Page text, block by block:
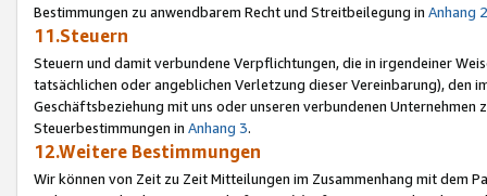
Bestimmungen zu anwendbarem Recht und Streitbeilegung in Anhang 2
11.Steuern
Steuern und damit verbundene Verpflichtungen, die in irgendeiner
tatsächlichen oder angeblichen Verletzung dieser Vereinbarung), den
Geschäftsbeziehung mit uns oder unseren verbundenen
Steuerbestimmungen in Anhang 3.
12.Weitere Bestimmungen
Wir können von Zeit zu Zeit Mitteilungen im Zusammenhang mit dem